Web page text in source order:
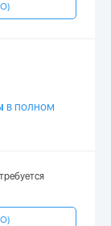
в полном